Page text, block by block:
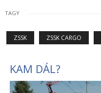
TAGY
ZSSK ZSSK CARGO
KAM DÁL?